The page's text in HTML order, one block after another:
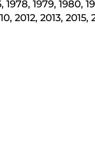
1978, 1979, 1980,
2012, 2013, 2015,